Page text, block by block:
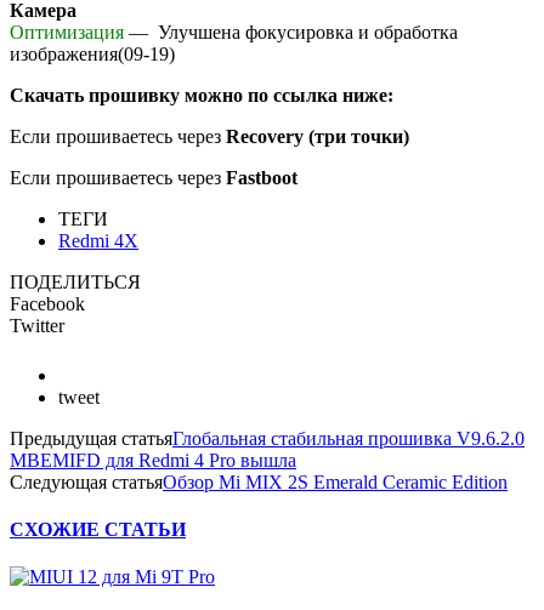
Камера
Оптимизация — Улучшена фокусировка и обработка
изображения(09-19)
Скачать прошивку можно по ссылка ниже:
Если прошиваетесь через Recovery (три точки)
Если прошиваетесь через Fastboot
ТЕГИ
Redmi 4X
ПОДЕЛИТЬСЯ
Facebook
Twitter
tweet
Предыдущая статьяГлобальная стабильная прошивка V9.6.2.0
MBEMIFD для Redmi 4 Pro вышла
Следующая статьяОбзор Mi MIX 2S Emerald Ceramic Edition
СХОЖИЕ СТАТЬИ